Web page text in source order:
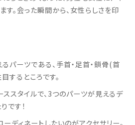
す。会った瞬間から、女性らしさを印
パーツである、手首・足首・鎖骨(首
するところです。
ススタイルで、3つのパーツが見えるデ
です！
ディネートしたいのがアクセサリー。